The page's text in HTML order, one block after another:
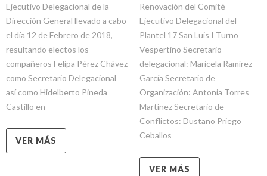
Ejecutivo Delegacional de la
Dirección General llevado a cabo
el día 12 de Febrero de 2018,
resultando electos los
compañeros Felipa Pérez Chávez
como Secretario Delegacional
así como Hidelberto Pineda
Castillo en
VER MÁS
Renovación del Comité
Ejecutivo Delegacional del
Plantel 17 San Luis I Turno
Vespertino Secretario
delegacional: Maricela Ramírez
García Secretario de
Organización: Antonia Torres
Martínez Secretario de
Conflictos: Dustano Priego
Ceballos
VER MÁS